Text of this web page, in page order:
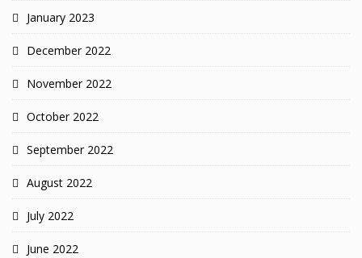
January 2023
December 2022
November 2022
October 2022
September 2022
August 2022
July 2022
June 2022